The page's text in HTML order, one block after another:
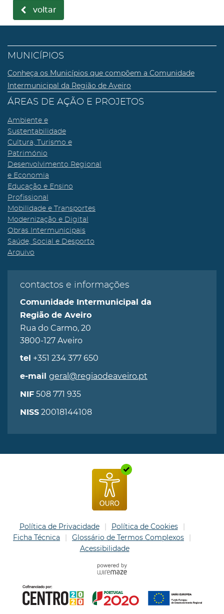
voltar
MUNICÍPIOS
Conheça os Municípios que compõem a Comunidade
Intermunicipal da Região de Aveiro
ÁREAS DE AÇÃO E PROJETOS
Ambiente e
Sustentabilidade
Cultura, Turismo e
Património
Desenvolvimento Regional
e Economia
Educação e Ensino
Profissional
Mobilidade e Transportes
Modernização e Digital
Obras Intermunicipais
Saúde, Social e Desporto
Arquivo
contactos e informações
Comunidade Intermunicipal da
Região de Aveiro
Rua do Carmo, 20
3800-127 Aveiro
tel +351 234 377 650
e-mail geral@regiaodeaveiro.pt
NIF 508 771 935
NISS 20018144108
Política de Privacidade
Política de Cookies
Ficha Técnica
Glossário de Termos Complexos
Acessibilidade